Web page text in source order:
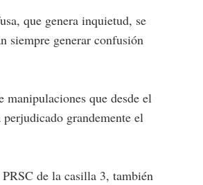
que genera inquietud, se
siempre generar confusión
que desde el
grandemente el
de la casilla 3, también